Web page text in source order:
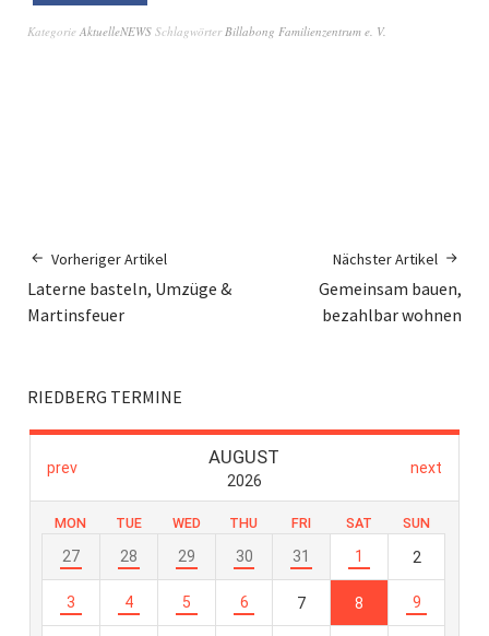
Kategorie AktuelleNEWS Schlagwörter Billabong Familienzentrum e. V.
Vorheriger Artikel
Laterne basteln, Umzüge &
Martinsfeuer
Nächster Artikel
Gemeinsam bauen,
bezahlbar wohnen
RIEDBERG TERMINE